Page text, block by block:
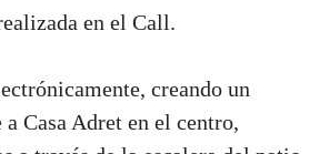
en el Call.
creando un
Casa Adret en el centro,